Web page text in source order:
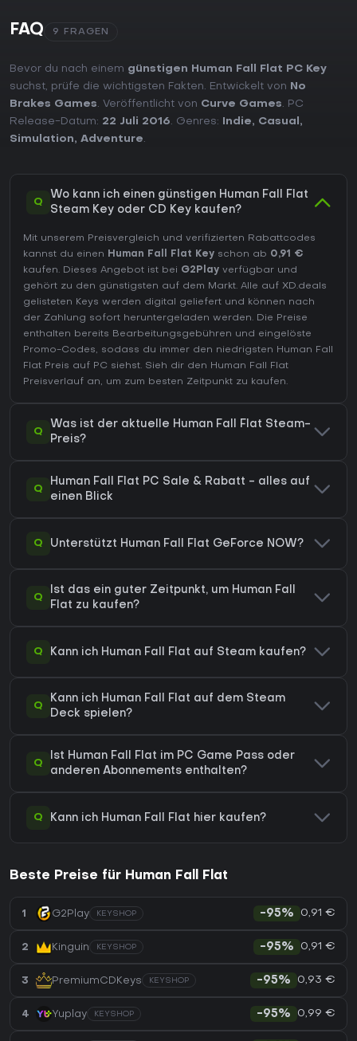
FAQ 9 FRAGEN
Bevor du nach einem günstigen Human Fall Flat PC Key
suchst, prüfe die wichtigsten Fakten. Entwickelt von
No
Brakes Games. Veröffentlicht von Curve Games. PC
Release-Datum: 22 Juli 2016. Genres: Indie, Casual ,
Simulation, Adventure.
Q
Wo kann ich einen günstigen Human Fall Flat
Steam Key oder CD Key kaufen?
Mit unserem Preisvergleich und verifizierten Rabattcodes
kannst du einen Human Fall Flat Key schon ab 0,91 €
kaufen. Dieses Angebot ist bei G2Play verfügbar und
gehört zu den günstigsten auf dem Markt. Alle auf XD.deals
gelisteten Keys werden digital geliefert und können nach
der Zahlung sofort heruntergeladen werden. Die Preise
enthalten bereits Bearbeitungsgebühren und eingelöste
Promo-Codes, sodass du immer den niedrigsten Human Fall
Flat Preis auf PC siehst. Sieh dir den Human Fall Flat
Preisverlauf an, um zum besten Zeitpunkt zu kaufen.
Q
Was ist der aktuelle Human Fall Flat Steam-
Preis?
Q
Human Fall Flat PC Sale & Rabatt - alles auf
einen Blick
Q Unterstützt Human Fall Flat GeForce NOW?
Q
Ist das ein guter Zeitpunkt, um Human Fall
Flat zu kaufen?
Q Kann ich Human Fall Flat auf Steam kaufen?
Q
Kann ich Human Fall Flat auf dem Steam
Deck spielen?
Q
Ist Human Fall Flat im PC Game Pass oder
anderen Abonnements enthalten?
Q Kann ich Human Fall Flat hier kaufen?
Beste Preise für Human Fall Flat
1 G2Play KEYSHOP -95% 0,91 €
2 Kinguin KEYSHOP -95% 0,91 €
3 PremiumCDKeys KEYSHOP -95% 0,93 €
4 Yuplay KEYSHOP -95% 0,99 €